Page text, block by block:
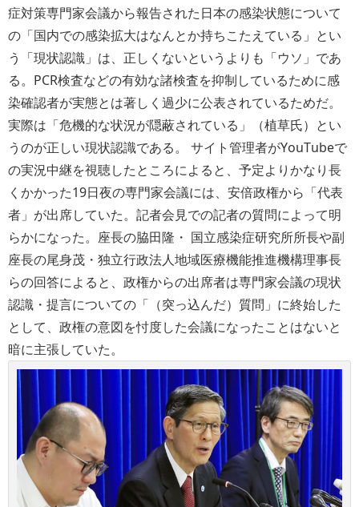
症対策専門家会議から報告された日本の感染状態について
の「国内での感染拡大はなんとか持ちこたえている」とい
う「現状認識」は、正しくないというよりも「ウソ」であ
る。PCR検査などの有効な諸検査を抑制しているために感
染確認者が実態とは著しく過少に公表されているためだ。
実際は「危機的な状況が隠蔽されている」（植草氏）とい
うのが正しい現状認識である。 サイト管理者がYouTubeで
の実況中継を視聴したところによると、予定よりかなり長
くかかった19日夜の専門家会議には、安倍政権から「代表
者」が出席していた。記者会見での記者の質問によって明
らかになった。座長の脇田隆・ 国立感染症研究所所長や副
座長の尾身茂・独立行政法人地域医療機能推進機構理事長
らの回答によると、政権からの出席者は専門家会議の現状
認識・提言についての「（突っ込んだ）質問」に終始した
として、政権の意図を忖度した会議になったことはないと
暗に主張していた。